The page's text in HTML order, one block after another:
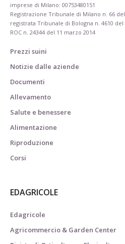
imprese di Milano: 00753480151
Registrazione Tribunale di Milano n. 66
registrata Tribunale di Bologna n. 4610 del
ROC n. 24344 del 11 marzo 2014
Prezzi suini
Notizie dalle aziende
Documenti
Allevamento
Salute e benessere
Alimentazione
Riproduzione
Corsi
EDAGRICOLE
Edagricole
Agricommercio & Garden Center